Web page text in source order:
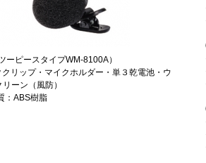
ーピースタイプWM-8100A）
リップ・マイクホルダー・単３乾電池・ウ
リーン（風防）
：ABS樹脂